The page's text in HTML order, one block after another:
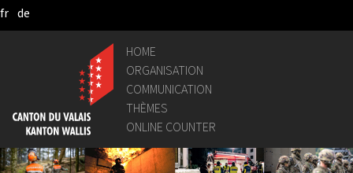
Skip to Main Content
fr de
HOME
ORGANISATION
COMMUNICATION
THÈMES
ONLINE COUNTER